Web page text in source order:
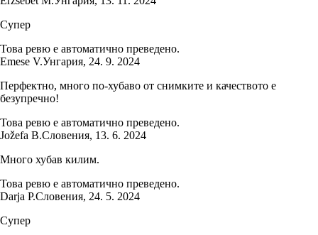
Супер
Това ревю е автоматично преведено.
Emese V.Унгария, 24. 9. 2024
Перфектно, много по-хубаво от снимките и качеството е
безупречно!
Това ревю е автоматично преведено.
Jožefa B.Словения, 13. 6. 2024
Много хубав килим.
Това ревю е автоматично преведено.
Darja P.Словения, 24. 5. 2024
Супер